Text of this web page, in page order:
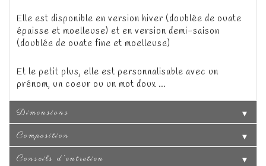
Elle est disponible en version hiver (doublée de ouate
épaisse et moelleuse) et en version demi-saison
(doublée de ouate fine et moelleuse)
Et le petit plus, elle est personnalisable avec un
prénom, un coeur ou un mot doux …
Dimensions ▼
Composition ▼
Conseils d'entretien ▼